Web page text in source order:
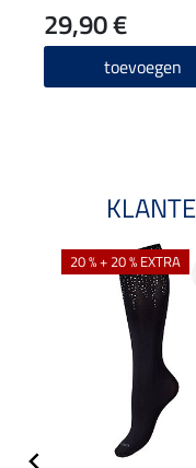
29,90 €
toevoegen
20 % + 20 % EXTRA